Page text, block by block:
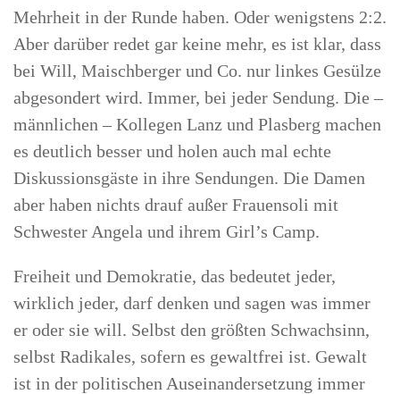
Mehrheit in der Runde haben. Oder wenigstens 2:2.
Aber darüber redet gar keine mehr, es ist klar, dass
bei Will, Maischberger und Co. nur linkes Gesülze
abgesondert wird. Immer, bei jeder Sendung. Die –
männlichen – Kollegen Lanz und Plasberg machen
es deutlich besser und holen auch mal echte
Diskussionsgäste in ihre Sendungen. Die Damen
aber haben nichts drauf außer Frauensoli mit
Schwester Angela und ihrem Girl’s Camp.
Freiheit und Demokratie, das bedeutet jeder,
wirklich jeder, darf denken und sagen was immer
er oder sie will. Selbst den größten Schwachsinn,
selbst Radikales, sofern es gewaltfrei ist. Gewalt
ist in der politischen Auseinandersetzung immer